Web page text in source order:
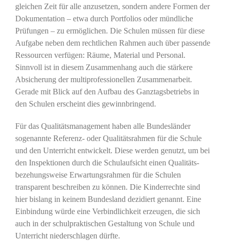
gleichen Zeit für alle anzusetzen, sondern andere Formen der
Dokumentation – etwa durch Portfolios oder mündliche
Prüfungen – zu ermöglichen. Die Schulen müssen für diese
Aufgabe neben dem rechtlichen Rahmen auch über passende
Ressourcen verfügen: Räume, Material und Personal.
Sinnvoll ist in diesem Zusammenhang auch die stärkere
Absicherung der multiprofessionellen Zusammenarbeit.
Gerade mit Blick auf den Aufbau des Ganztagsbetriebs in
den Schulen erscheint dies gewinnbringend.
Für das Qualitätsmanagement haben alle Bundesländer
sogenannte Referenz- oder Qualitätsrahmen für die Schule
und den Unterricht entwickelt. Diese werden genutzt, um bei
den Inspektionen durch die Schulaufsicht einen Qualitäts-
bezehungsweise Erwartungsrahmen für die Schulen
transparent beschreiben zu können. Die Kinderrechte sind
hier bislang in keinem Bundesland dezidiert genannt. Eine
Einbindung würde eine Verbindlichkeit erzeugen, die sich
auch in der schulpraktischen Gestaltung von Schule und
Unterricht niederschlagen dürfte.